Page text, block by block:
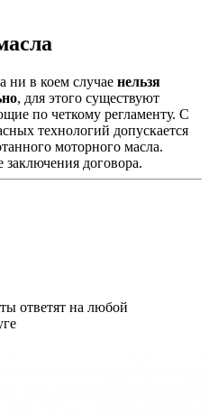
ни в коем случае нельзя
, для этого существуют
по четкому регламенту. С
технологий допускается
моторного масла.
заключения договора.
ответят на любой